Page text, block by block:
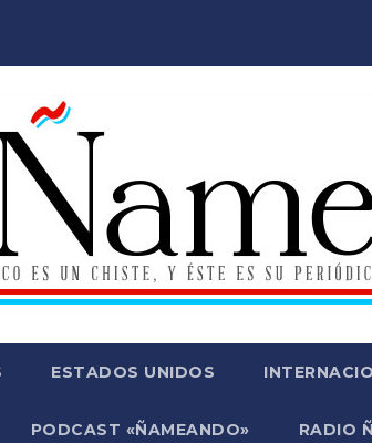
ESTADOS UNIDOS
PODCAST «ÑAMEANDO» RADIO